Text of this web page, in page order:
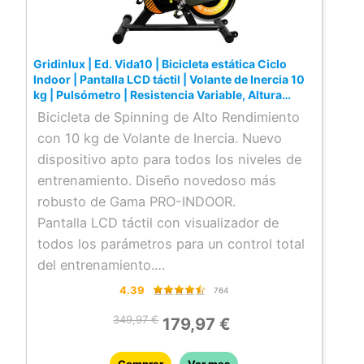
transportarla por tu hogar con facilidad.
Gridinlux | Ed. Vida10 | Bicicleta estática Ciclo
Indoor | Pantalla LCD táctil | Volante de Inercia 10
kg | Pulsómetro | Resistencia Variable, Altura
Ajustable | Unisex
Bicicleta de Spinning de Alto Rendimiento
con 10 kg de Volante de Inercia. Nuevo
dispositivo apto para todos los niveles de
entrenamiento. Diseño novedoso más
robusto de Gama PRO-INDOOR.
Pantalla LCD táctil con visualizador de
todos los parámetros para un control total
del entrenamiento.
Sensores de pulso. Sillín ergonómico AIR
extra agarre a la suela. Mangos
ergonómicos antideslizantes.
4.39 764
349,97 € 179,97 €